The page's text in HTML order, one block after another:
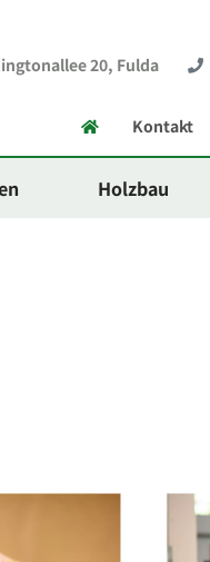
20, Fulda
Startseite
Kontakt
Holzbau